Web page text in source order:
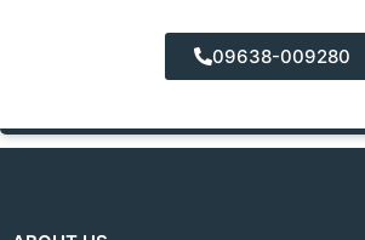
09638-009280